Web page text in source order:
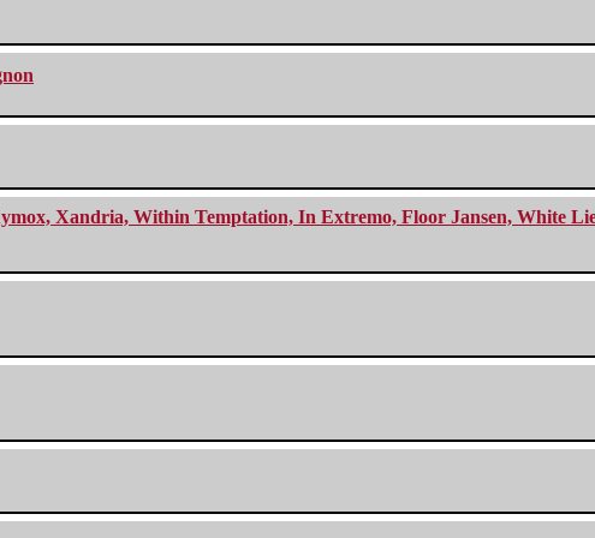
Xandria, Within Temptation, In Extremo, Floor Jansen, White